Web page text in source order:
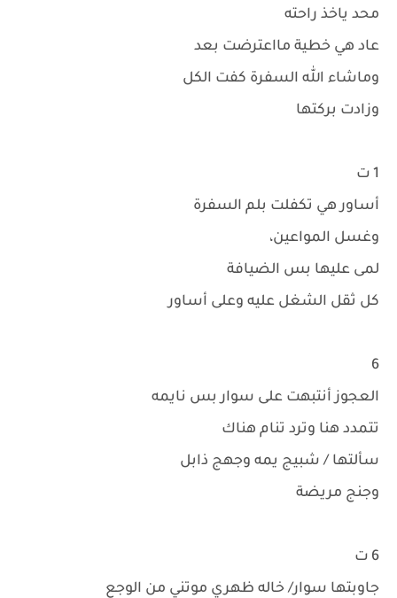
محد ياخذ راحته
عاد هي خطية مااعترضت بعد
وماشاء الله السفرة كفت الكل
وزادت بركتها
1 ت
أساور هي تكفلت بلم السفرة
وغسل المواعين،
لمى عليها بس الضيافة
كل ثقل الشغل عليه وعلى أساور
6
العجوز أنتبهت على سوار بس نايمه
تتمدد هنا وترد تنام هناك
سألتها / شبيج يمه وجهج ذابل
وجنج مريضة
6 ت
جاوبتها سوار/ خاله ظهري موتني من الوجع